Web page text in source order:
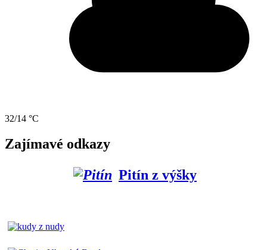
32/14 °C
Zajímavé odkazy
Pitín z výšky